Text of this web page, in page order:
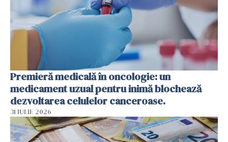
Premieră medicală în oncologie: un
medicament uzual pentru inimă blochează
dezvoltarea celulelor canceroase.
31 IULIE 2026